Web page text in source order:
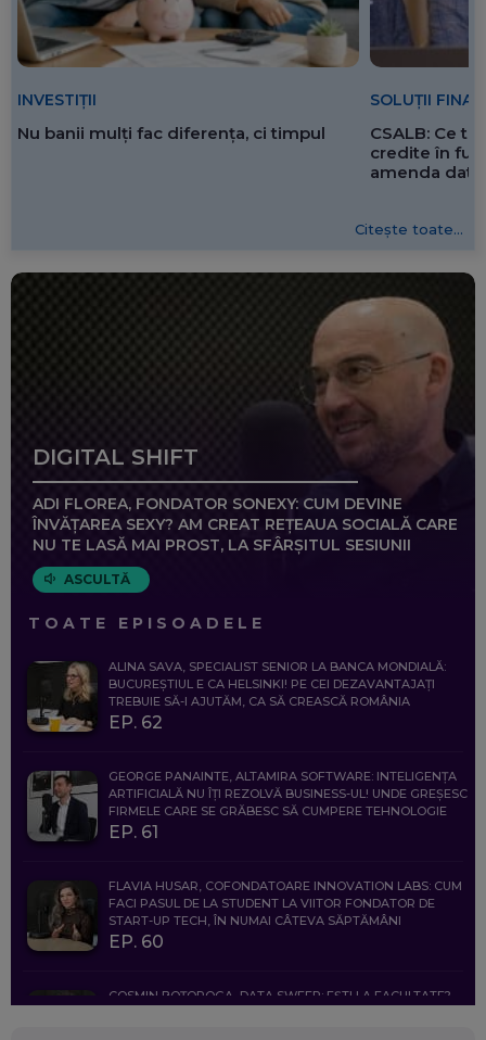
INVESTIȚII
Nu banii mulți fac diferența, ci timpul
SOLUȚII
CSALB: Ce
credite în
amenda
Citește toate...
DIGITAL SHIFT
ADI FLOREA, FONDATOR SONEXY: CUM DEVINE
ÎNVĂȚAREA SEXY? AM CREAT REȚEAUA SOCIALĂ CARE
NU TE LASĂ MAI PROST, LA SFÂRȘITUL SESIUNII
ASCULTĂ
TOATE EPISOADELE
ALINA SAVA, SPECIALIST SENIOR LA BANCA MONDIALĂ:
BUCUREȘTIUL E CA HELSINKI! PE CEI DEZAVANTAJAȚI
TREBUIE SĂ-I AJUTĂM, CA SĂ CREASCĂ ROMÂNIA
EP. 62
GEORGE PANAINTE, ALTAMIRA SOFTWARE: INTELIGENȚA
ARTIFICIALĂ NU ÎȚI REZOLVĂ BUSINESS-UL! UNDE GREȘESC
FIRMELE CARE SE GRĂBESC SĂ CUMPERE TEHNOLOGIE
EP. 61
FLAVIA HUSAR, COFONDATOARE INNOVATION LABS: CUM
FACI PASUL DE LA STUDENT LA VIITOR FONDATOR DE
START-UP TECH, ÎN NUMAI CÂTEVA SĂPTĂMÂNI
EP. 60
COSMIN BOȚOROGA, DATA SWEEP: EȘTI LA FACULTATE?